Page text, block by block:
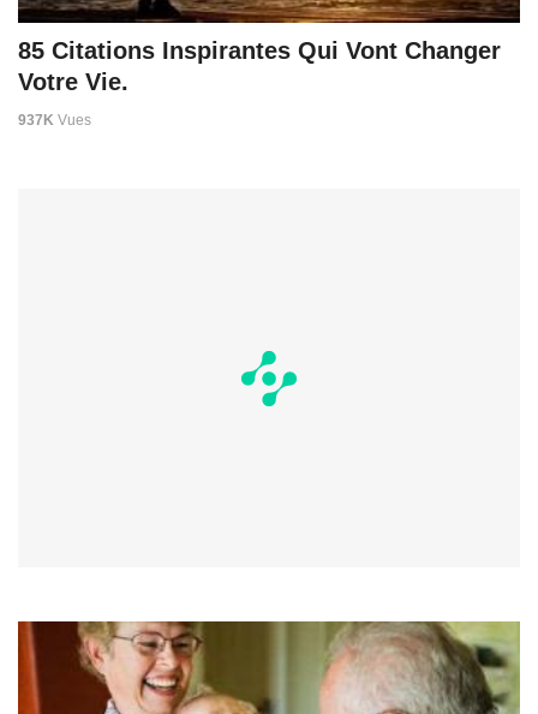
85 Citations Inspirantes Qui Vont Changer
Votre Vie.
937K Vues